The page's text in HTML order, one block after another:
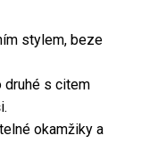
stylem, beze
druhé s citem
okamžiky a